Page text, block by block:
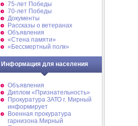
75-лет Победы
70-лет Победы
Документы
Рассказы о ветеранах
Объявления
«Стена памяти»
«Бессмертный полк»
Информация для населения
Объявления
Диплом «Признательность»
Прокуратура ЗАТО г. Мирный
информирует
Военная прокуратура
гарнизона Мирный